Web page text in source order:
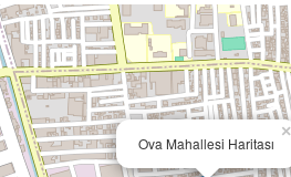
Ova Mahallesi Haritası
×